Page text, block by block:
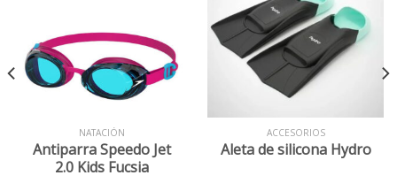
NATACIÓN
Antiparra Speedo Jet
2.0 Kids Fucsia
ACCESORIOS
Aleta de silicona Hydro